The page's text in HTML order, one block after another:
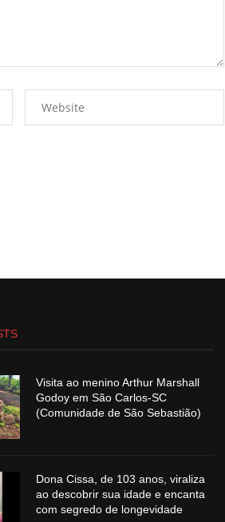
Visita ao menino Arthur Marshall
Godoy em São Carlos-SC
(Comunidade de São Sebastião)
Dona Cissa, de 103 anos, viraliza
ao descobrir sua idade e encanta
com segredo de longevidade